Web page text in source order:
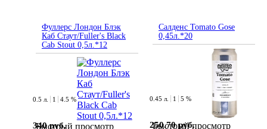
Фуллерс Лондон Блэк
Каб Стаут/Fuller's Black
Cab Stout 0,5л.*12
Быстрый просмотр
0.5 л. 1 4.5 %
340 руб.
Салденс Tomato Gose
0,45л.*20
Быстрый просмотр
0.45 л. 1 5 %
250.70 руб.